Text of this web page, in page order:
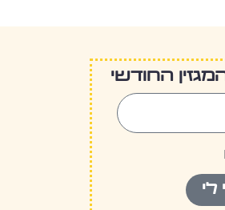
החודשי
לי